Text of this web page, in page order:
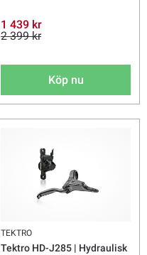
1 439 kr
2 399 kr
Köp nu
TEKTRO
Tektro HD-J285 | Hydraulisk